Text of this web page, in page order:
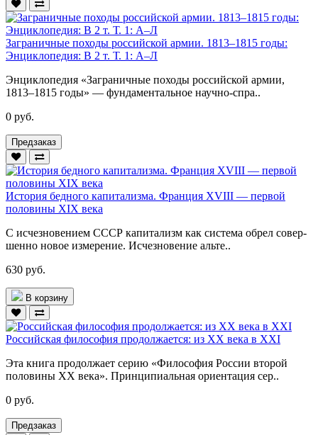
Заграничные походы российской армии. 1813–1815 годы:
Энциклопедия: В 2 т. Т. 1: А–Л
Энциклопедия «Заграничные походы российской армии,
1813–1815 годы» — фундаментальное научно-спра..
0 руб.
Предзаказ
История бедного капитализма. Франция XVIII — первой
половины XIX века
С исчезновением СССР капитализм как система обрел совер­
шенно новое измерение. Исчезновение альте..
630 руб.
В корзину
Российская философия продолжается: из XX века в XXI
Эта книга продолжает серию «Философия России второй
половины XX века». Принципиальная ориентация сер..
0 руб.
Предзаказ